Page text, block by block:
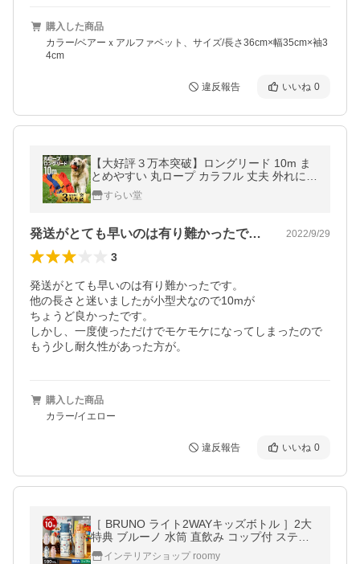
購入した商品
カラー/ベアーｘアルファベット、サイズ/長さ36cm×幅35cm×袖3
4cm
違反報告 いいね 0
【大好評３万本突破】ロングリード 10m ま
とめやすい 丸ロープ カラフル 丈夫 外れにく
い ナスカン 絡まない 大型犬 中型犬
すらい堂
発送がとても早いのは有り難かったです。… 2022/9/29
3
発送がとても早いのは有り難かったです。
他の長さと迷いましたが小型犬なので10mが
ちょうど良かったです。
しかし、一度使っただけでモケモケになってしまったので
もう少し耐久性があった方が。
購入した商品
カラー/イエロー
違反報告 いいね 0
［ BRUNO ライト2WAYキッズボトル ］2大
特典 ブルーノ 水筒 直飲み コップ付 ステン
レス マグ 580ml 保温 保冷 ワンタッチ 紐 ス
インテリアショップ roomy